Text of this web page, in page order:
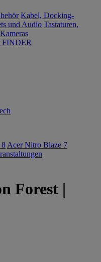
Kabel, Docking-
und Audio Tastaturen,
Kameras
8 Acer Nitro Blaze 7
Forest |